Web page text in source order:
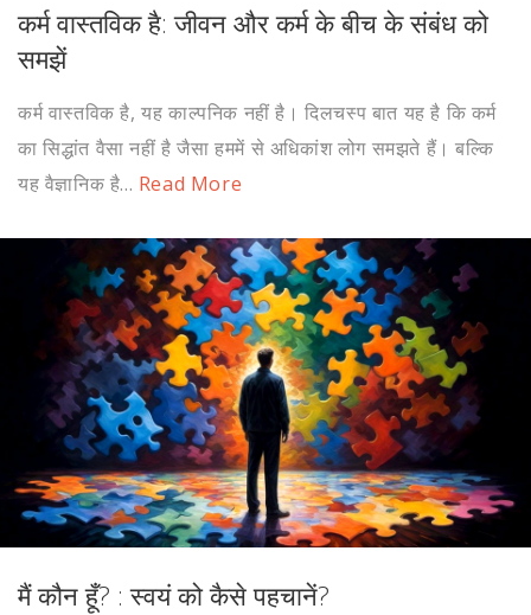
कर्म वास्तविक है: जीवन और कर्म के बीच के संबंध को
समझें
कर्म वास्तविक है, यह काल्पनिक नहीं है। दिलचस्प बात यह है कि कर्म
का सिद्धांत वैसा नहीं है जैसा हममें से अधिकांश लोग समझते हैं। बल्कि
यह वैज्ञानिक है... Read More
मैं कौन हूँ? : स्वयं को कैसे पहचानें?